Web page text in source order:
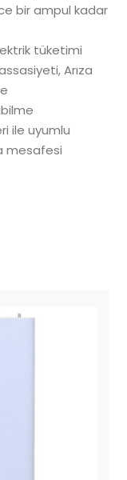
bir ampul kadar
tüketimi
Arıza
ile uyumlu
mesafesi